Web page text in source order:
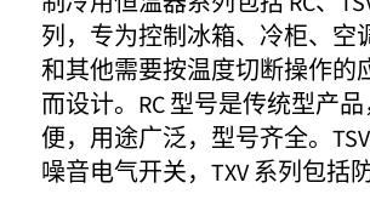
列，专为控制冰箱、冷柜、空
和其他需要按温度切断操作的
而设计。RC 型号是传统型产
便，用途广泛，型号齐全。
噪音电气开关，TXV 系列包括